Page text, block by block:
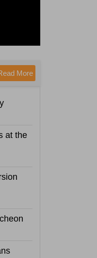
More
at the